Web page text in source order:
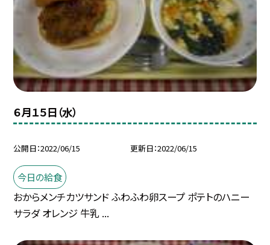
６月１５日（水）
公開日 2022/06/15 更新日 2022/06/15
今日の給食
おからメンチカツサンド ふわふわ卵スープ ポテトのハニー
サラダ オレンジ 牛乳 ...